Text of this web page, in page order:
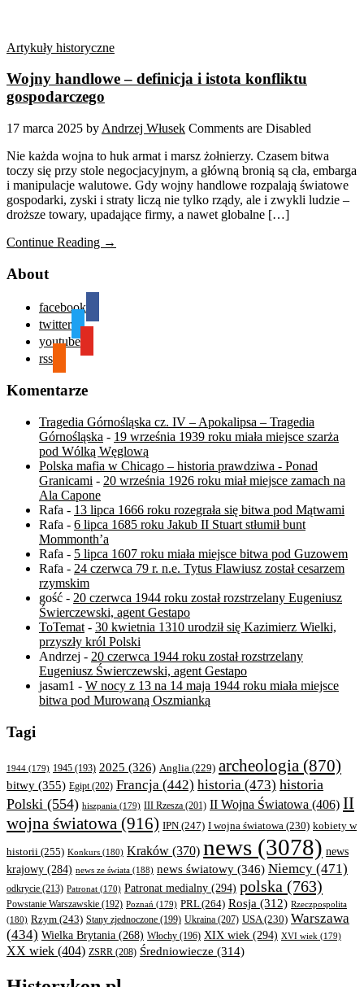
Artykuły historyczne
Wojny handlowe – definicja i istota konfliktu
gospodarczego
17 marca 2025 by Andrzej Włusek Comments are Disabled
Nie każda wojna to huk armat i marsz żołnierzy. Czasem bitwa
toczy się przy stole negocjacyjnym, a główną bronią są cła, embarga
i manipulacje walutowe. Gdy wojny handlowe rozpalają światowe
gospodarki, zyski i straty liczą nie tylko rządy, ale i zwykli ludzie –
droższe towary, upadające firmy, a nawet globalne […]
Continue Reading →
About
facebook
twitter
youtube
rss
Komentarze
Tragedia Górnośląska cz. IV – Apokalipsa – Tragedia
Górnośląska - 19 września 1939 roku miała miejsce szarża
pod Wólką Węglową
Polska mafia w Chicago – historia prawdziwa - Ponad
Granicami - 20 września 1926 roku miał miejsce zamach na
Ala Capone
Rafa - 13 lipca 1666 roku rozegrała się bitwa pod Mątwami
Rafa - 6 lipca 1685 roku Jakub II Stuart stłumił bunt
Mommonth’a
Rafa - 5 lipca 1607 roku miała miejsce bitwa pod Guzowem
Rafa - 24 czerwca 79 r. n.e. Tytus Flawiusz został cesarzem
rzymskim
gość - 20 czerwca 1944 roku został rozstrzelany Eugeniusz
Świerczewski, agent Gestapo
ToTemat - 30 kwietnia 1310 urodził się Kazimierz Wielki,
przyszły król Polski
Andrzej - 20 czerwca 1944 roku został rozstrzelany
Eugeniusz Świerczewski, agent Gestapo
jasam1 - W nocy z 13 na 14 maja 1944 roku miała miejsce
bitwa pod Murowaną Oszmianką
Tagi
1944 (179) 1945 (193) 2025 (326) Anglia (229) archeologia (870)
bitwy (355) Egipt(202) Francja (442) historia (473) historia
Polski (554) hiszpania (179) III Rzesza (201) II Wojna Światowa (406) II
wojna światowa (916) IPN (247) I wojna światowa (230) kobiety w
historii (255) Konkurs (180) Kraków (370) news (3078) news
krajowy (284) news ze świata (188) news światowy (346) Niemcy (471)
odkrycie (213) Patronat (170) Patronat medialny (294) polska (763)
Powstanie Warszawskie (192) Poznań (179) PRL(264) Rosja (312) Rzeczpospolita
(180) Rzym (243) Stany zjednoczone (199) Ukraina (207) USA(230) Warszawa
(434) Wielka Brytania (268) Włochy (196) XIX wiek (294) XVI wiek (179)
XX wiek (404) ZSRR (208) Średniowiecze (314)